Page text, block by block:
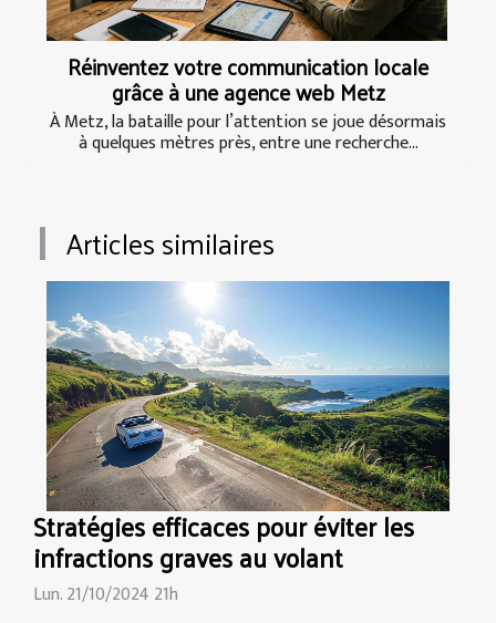
Réinventez votre communication locale
grâce à une agence web Metz
À Metz, la bataille pour l’attention se joue désormais
à quelques mètres près, entre une recherche...
Articles similaires
Stratégies efficaces pour éviter les
infractions graves au volant
Lun. 21/10/2024 21h